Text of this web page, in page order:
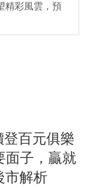
精彩風雲，預
登百元俱樂
面子，贏就
市解析